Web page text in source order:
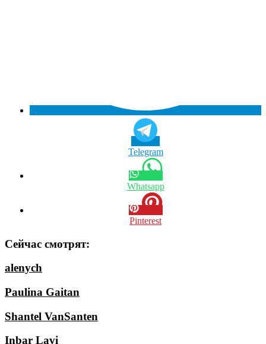
Telegram
Whatsapp
Pinterest
Сейчас смотрят:
alenych
Paulina Gaitan
Shantel VanSanten
Inbar Lavi